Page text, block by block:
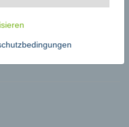
im Jahr 2023